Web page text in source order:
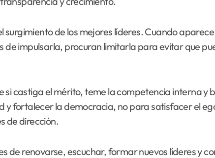
de los mejores líderes. Cuando
impulsarla, procuran limitarla para evitar que
castiga el mérito, teme la competencia interna y
fortalecer la democracia, no para satisfacer el
de dirección.
de renovarse, escuchar, formar nuevos líderes y